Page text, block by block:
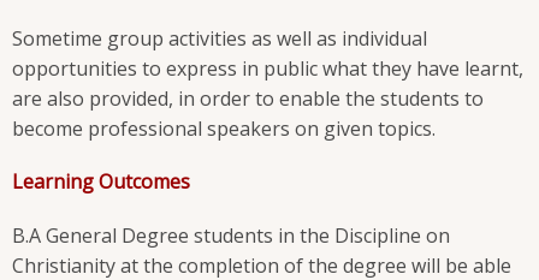
Sometime group activities as well as individual
opportunities to express in public what they have learnt,
are also provided, in order to enable the students to
become professional speakers on given topics.
Learning Outcomes
B.A General Degree students in the Discipline on
Christianity at the completion of the degree will be able